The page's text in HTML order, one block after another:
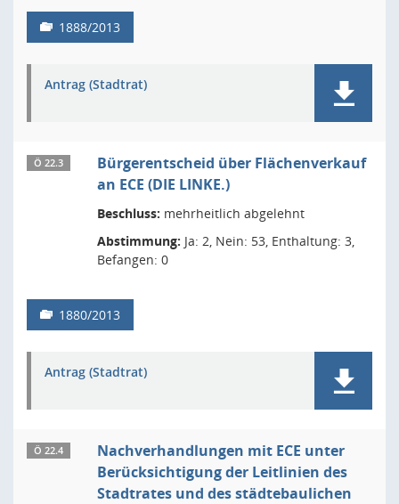
1888/2013
Antrag (Stadtrat)
Ö 22.3
Bürgerentscheid über Flächenverkauf
an ECE (DIE LINKE.)
Beschluss: mehrheitlich abgelehnt
Abstimmung: Ja: 2, Nein: 53, Enthaltung: 3,
Befangen: 0
1880/2013
Antrag (Stadtrat)
Ö 22.4
Nachverhandlungen mit ECE unter
Berücksichtigung der Leitlinien des
Stadtrates und des städtebaulichen